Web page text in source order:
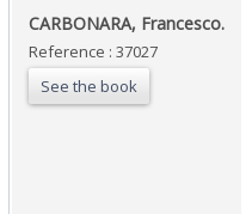
‎CARBONARA, Francesco.‎
Reference : 37027
See the book